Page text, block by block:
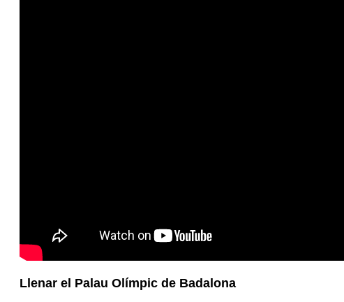
Llenar el Palau Olímpic de Badalona